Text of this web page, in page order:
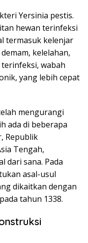
Yersinia pestis.
hewan terinfeksi
termasuk kelenjar
kelelahan,
wabah
yang lebih cepat
mengurangi
ada di beberapa
Republik
Tengah,
dari sana. Pada
asal-usul
dikaitkan dengan
tahun 1338.